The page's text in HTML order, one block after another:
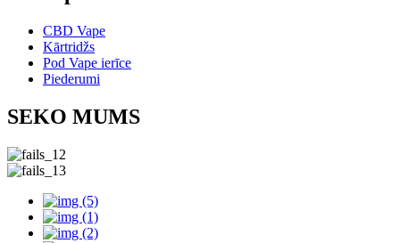
CBD Vape
Kārtridžs
Pod Vape ierīce
Piederumi
SEKO MUMS